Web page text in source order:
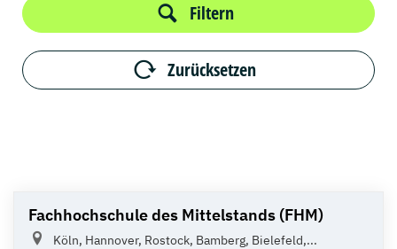
Filtern
Zurücksetzen
Fachhochschule des Mittelstands (FHM)
Köln, Hannover, Rostock, Bamberg, Bielefeld,...